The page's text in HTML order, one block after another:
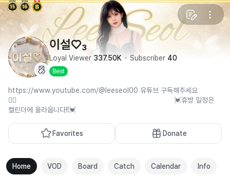
이설♡₃
Loyal Viewer 337.50K Subscriber 40
Best
https://www.youtube.com/@leeseol00 유튜브 구독해주세요
✌🏻 💓휴방 일정은
캘린더에 올라옵니다!!💓
Favorites Donate
Home VOD Board Catch Calendar Info